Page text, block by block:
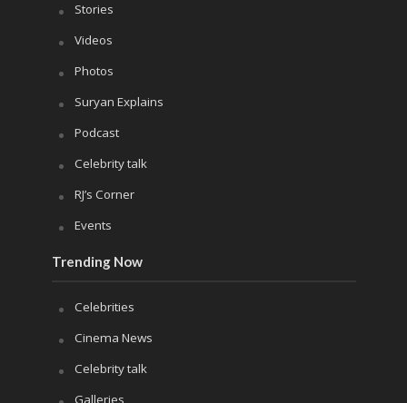
Stories
Videos
Photos
Suryan Explains
Podcast
Celebrity talk
RJ’s Corner
Events
Trending Now
Celebrities
Cinema News
Celebrity talk